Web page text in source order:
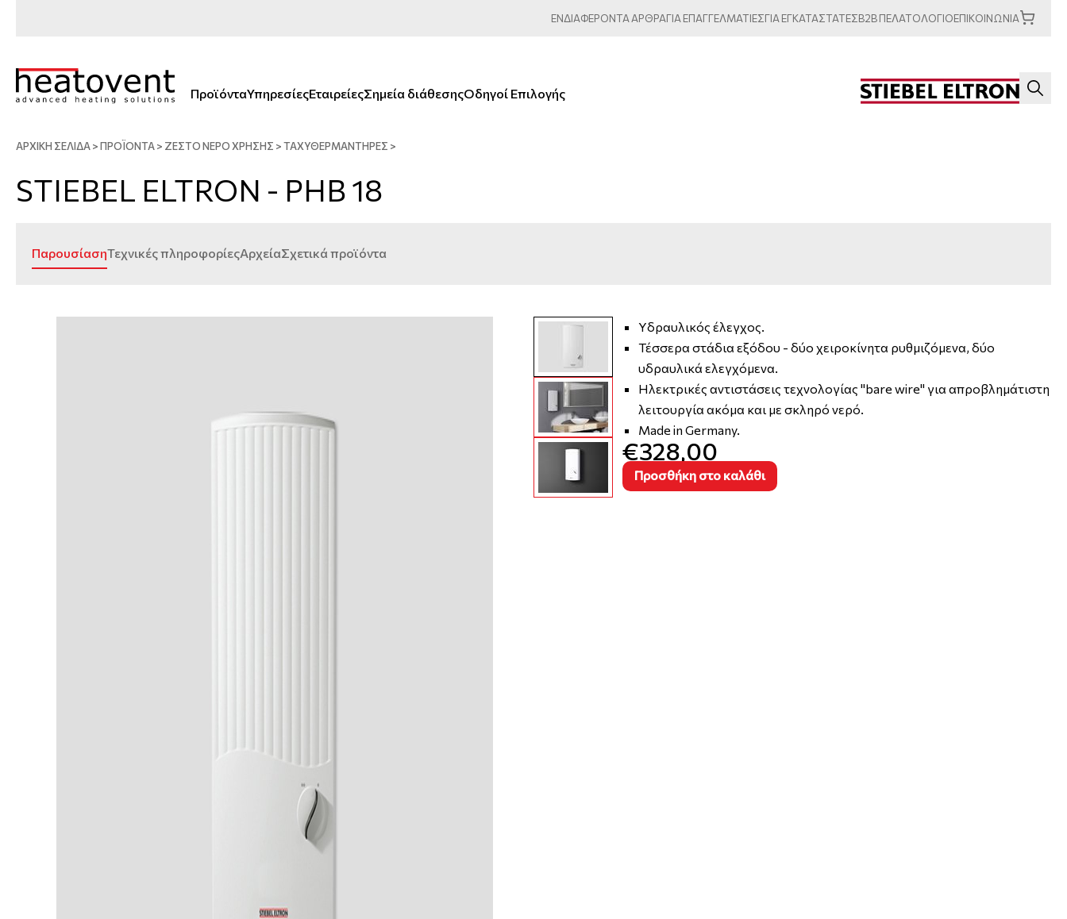
ΕΝΔΙΑΦΕΡΟΝΤΑ ΑΡΘΡΑΓΙΑ ΕΠΑΓΓΕΛΜΑΤΙΕΣΓΙΑ ΕΓΚΑΤΑΣΤΑΤΕΣB2BΠΕΛΑΤΟΛΟΓΙΟΕΠΙΚΟΙΝΩΝΙΑ
ΠροϊόνταΥπηρεσίεςΕταιρείεςΣημεία διάθεσηςΟδηγοί Επιλογής
ΑΡΧΙΚΗ ΣΕΛΙΔΑ>ΠΡΟΪΟΝΤΑ> ΖΕΣΤΌ ΝΕΡΌ ΧΡΉΣΗΣ >ΤΑΧΥΘΕΡΜΑΝΤΉΡΕΣ >
STIEBEL ELTRON - PHB 18
ΠαρουσίασηΤεχνικές πληροφορίεςΑρχείαΣχετικά προϊόντα
Υδραυλικός έλεγχος.
Τέσσερα στάδια εξόδου - δύο χειροκίνητα ρυθμιζόμενα, δύο
υδραυλικά ελεγχόμενα.
Ηλεκτρικές αντιστάσεις τεχνολογίας "bare wire" για απροβλημάτιστη
λειτουργία ακόμα και με σκληρό νερό.
Made in Germany.
€328,00
Προσθήκη στο καλάθι